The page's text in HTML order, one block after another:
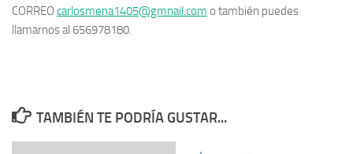
CORREO carlosmena1405@gmnail.com o también puedes
llamarnos al 656978180.
TAMBIÉN TE PODRÍA GUSTAR...